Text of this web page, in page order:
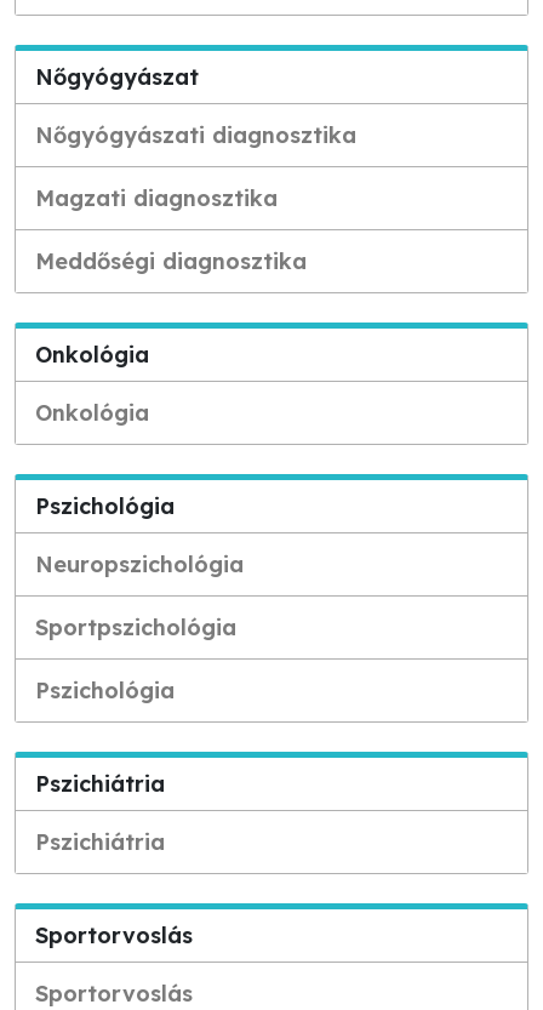
Nőgyógyászat
Nőgyógyászati diagnosztika
Magzati diagnosztika
Meddőségi diagnosztika
Onkológia
Onkológia
Pszichológia
Neuropszichológia
Sportpszichológia
Pszichológia
Pszichiátria
Pszichiátria
Sportorvoslás
Sportorvoslás